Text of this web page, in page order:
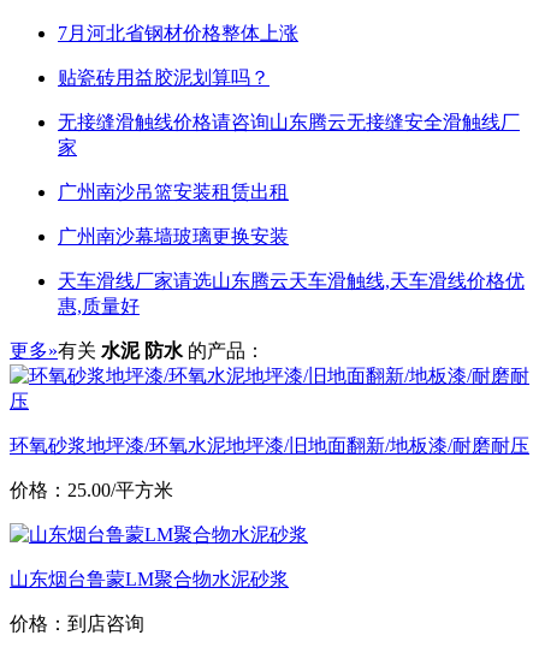
7月河北省钢材价格整体上涨
贴瓷砖用益胶泥划算吗？
无接缝滑触线价格请咨询山东腾云无接缝安全滑触线厂
家
广州南沙吊篮安装租赁出租
广州南沙幕墙玻璃更换安装
天车滑线厂家请选山东腾云天车滑触线,天车滑线价格优
惠,质量好
更多»有关 水泥 防水 的产品：
环氧砂浆地坪漆/环氧水泥地坪漆/旧地面翻新/地板漆/耐磨耐压
价格：25.00/平方米
山东烟台鲁蒙LM聚合物水泥砂浆
价格：到店咨询